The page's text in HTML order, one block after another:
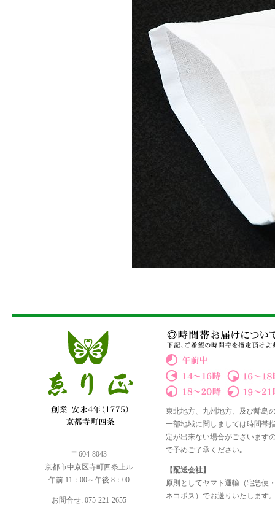
〒604-8043
京都市中京区寺町四条上ル
午前 11：00～午後 8：00
お問合せ: 075-221-2655
東北地方、九州地方、及び離島
一部地域に関しましては時間帯
定が出来ない場合がございます
で予めご了承ください｡
【配送会社】
原則としてヤマト運輸（宅急便
ネコポス）でお送りいたします